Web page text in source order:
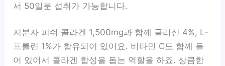
서 50일분 섭취가 가능합니다.
저분자 피쉬 콜라겐 1,500mg과 함께 글리신 4%, L-
프롤린 1%가 함유되어 있어요. 비타민 C도 함께 들
어 있어서 콜라겐 합성을 돕는 역할을 하죠. 상큼한